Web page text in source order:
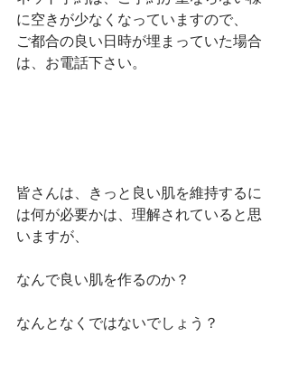
に空きが少なくなっていますので、
ご都合の良い日時が埋まっていた場合
は、お電話下さい。
皆さんは、きっと良い肌を維持するに
は何が必要かは、理解されていると思
いますが、
なんで良い肌を作るのか？
なんとなくではないでしょう？